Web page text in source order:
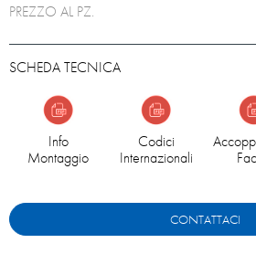
PREZZO AL PZ.
SCHEDA TECNICA
Info
Montaggio
Codici
Internazionali
CONTATTACI